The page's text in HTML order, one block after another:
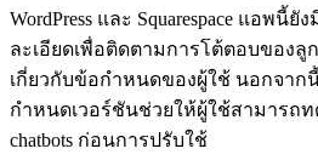
WordPress และ Squarespace แอพนี้ยั
ละเอียดเพื่อติดตามการโต้ตอบของลู
เกี่ยวกับข้อกำหนดของผู้ใช้ นอกจาก
กำหนดเวอร์ชันช่วยให้ผู้ใช้สามารถ
chatbots ก่อนการปรับใช้